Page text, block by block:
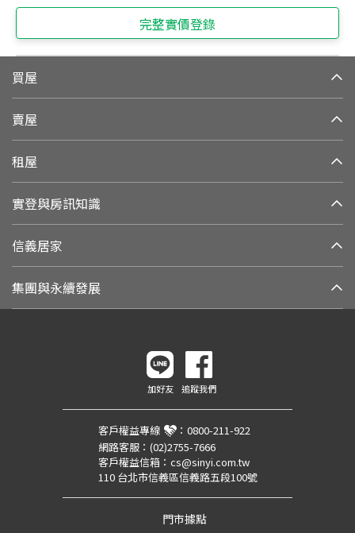
完整實價登錄
買屋
賣屋
租屋
實登與房訊知識
信義居家
集團與永續發展
加好友 追蹤我們
客戶權益專線 ： 0800-211-922
網路客服： (02)2755-7666
客戶權益信箱： cs@sinyi.com.tw
110 台北市信義區信義路五段100號
門市據點